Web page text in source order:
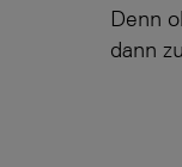
Denn
dann